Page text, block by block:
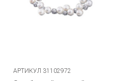
АРТИКУЛ 31102972